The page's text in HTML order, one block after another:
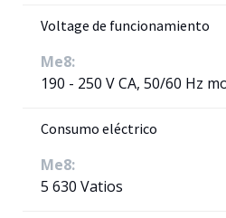
Voltage de funcionamiento
Me8:
190 - 250 V CA, 50/60 Hz
Consumo eléctrico
Me8:
5 630 Vatios